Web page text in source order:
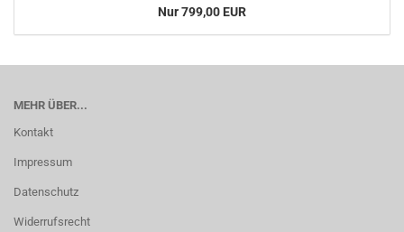
Nur 799,00 EUR
MEHR ÜBER...
Kontakt
Impressum
Datenschutz
Widerrufsrecht